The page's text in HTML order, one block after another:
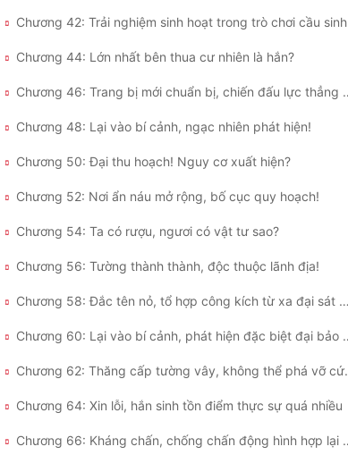
Chương 42: Trải nghiệm sinh hoạt trong trò chơi cầu sinh
Chương 44: Lớn nhất bên thua cư nhiên là hắn?
Chương 46: Trang bị
Chương 48: Lại vào bí cảnh, ngạc nhiên phát hiện!
Chương 50: Đại thu hoạch! Nguy cơ xuất hiện?
Chương 52: Nơi ẩn náu mở rộng, bố cục quy hoạch!
Chương 54: Ta có rượu, ngươi có vật tư sao?
Chương 56: Tường thành thành, độc thuộc lãnh địa!
Chương 58: Đắc tên nỏ, tổ hợp công kích từ xa đại sát khí!
Chương 60: Lại vào
Chương 62:
Chương 64: Xin lỗi, hắn sinh tồn điểm thực sự quá nhiều
Chương 66: Kháng chấn,